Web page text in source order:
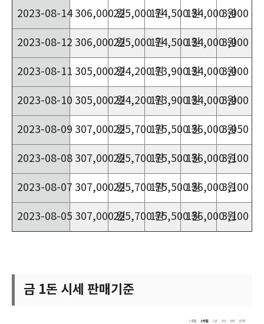
2023-08-14 306,000 원225,000 원174,500 원134,000 원3,000 원
2023-08-12 306,000 원225,000 원174,500 원134,000 원3,000 원
2023-08-11 305,000 원224,200 원173,900 원134,000 원3,000 원
2023-08-10 305,000 원224,200 원173,900 원134,000 원3,000 원
2023-08-09 307,000 원225,700 원175,500 원136,000 원3,050 원
2023-08-08 307,000 원225,700 원175,500 원136,000 원3,100 원
2023-08-07 307,000 원225,700 원175,500 원136,000 원3,100 원
2023-08-05 307,000 원225,700 원175,500 원136,000 원3,100 원
금 1돈 시세 판매기준